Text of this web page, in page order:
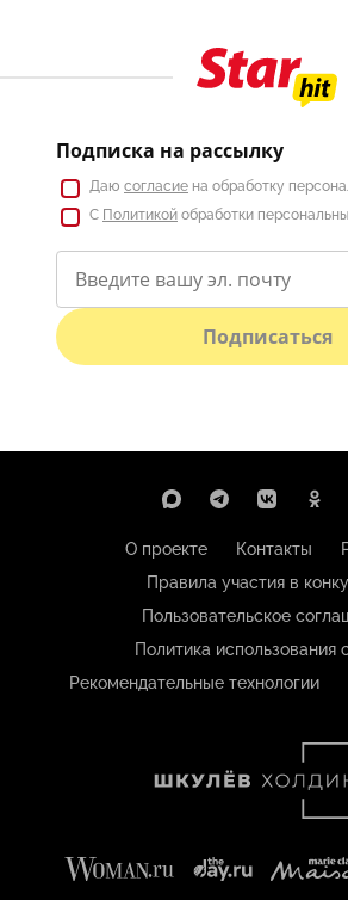
Подписка на рассылку
Даю согласие на обработку
С Политикой обработки
Подписаться
О проекте Контакты
Правила участия в
Пользовательское
Политика использования
Рекомендательные технологии